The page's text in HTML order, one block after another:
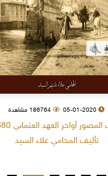
05-01-2020 186764 مشاهدة
تأليف المحامي علاء السيد